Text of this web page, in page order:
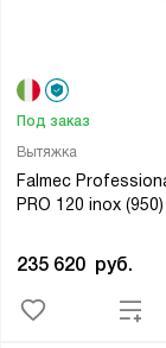
Вытяжка
Falmec
PRO 120 inox (950)
Под заказ
235 620 руб.